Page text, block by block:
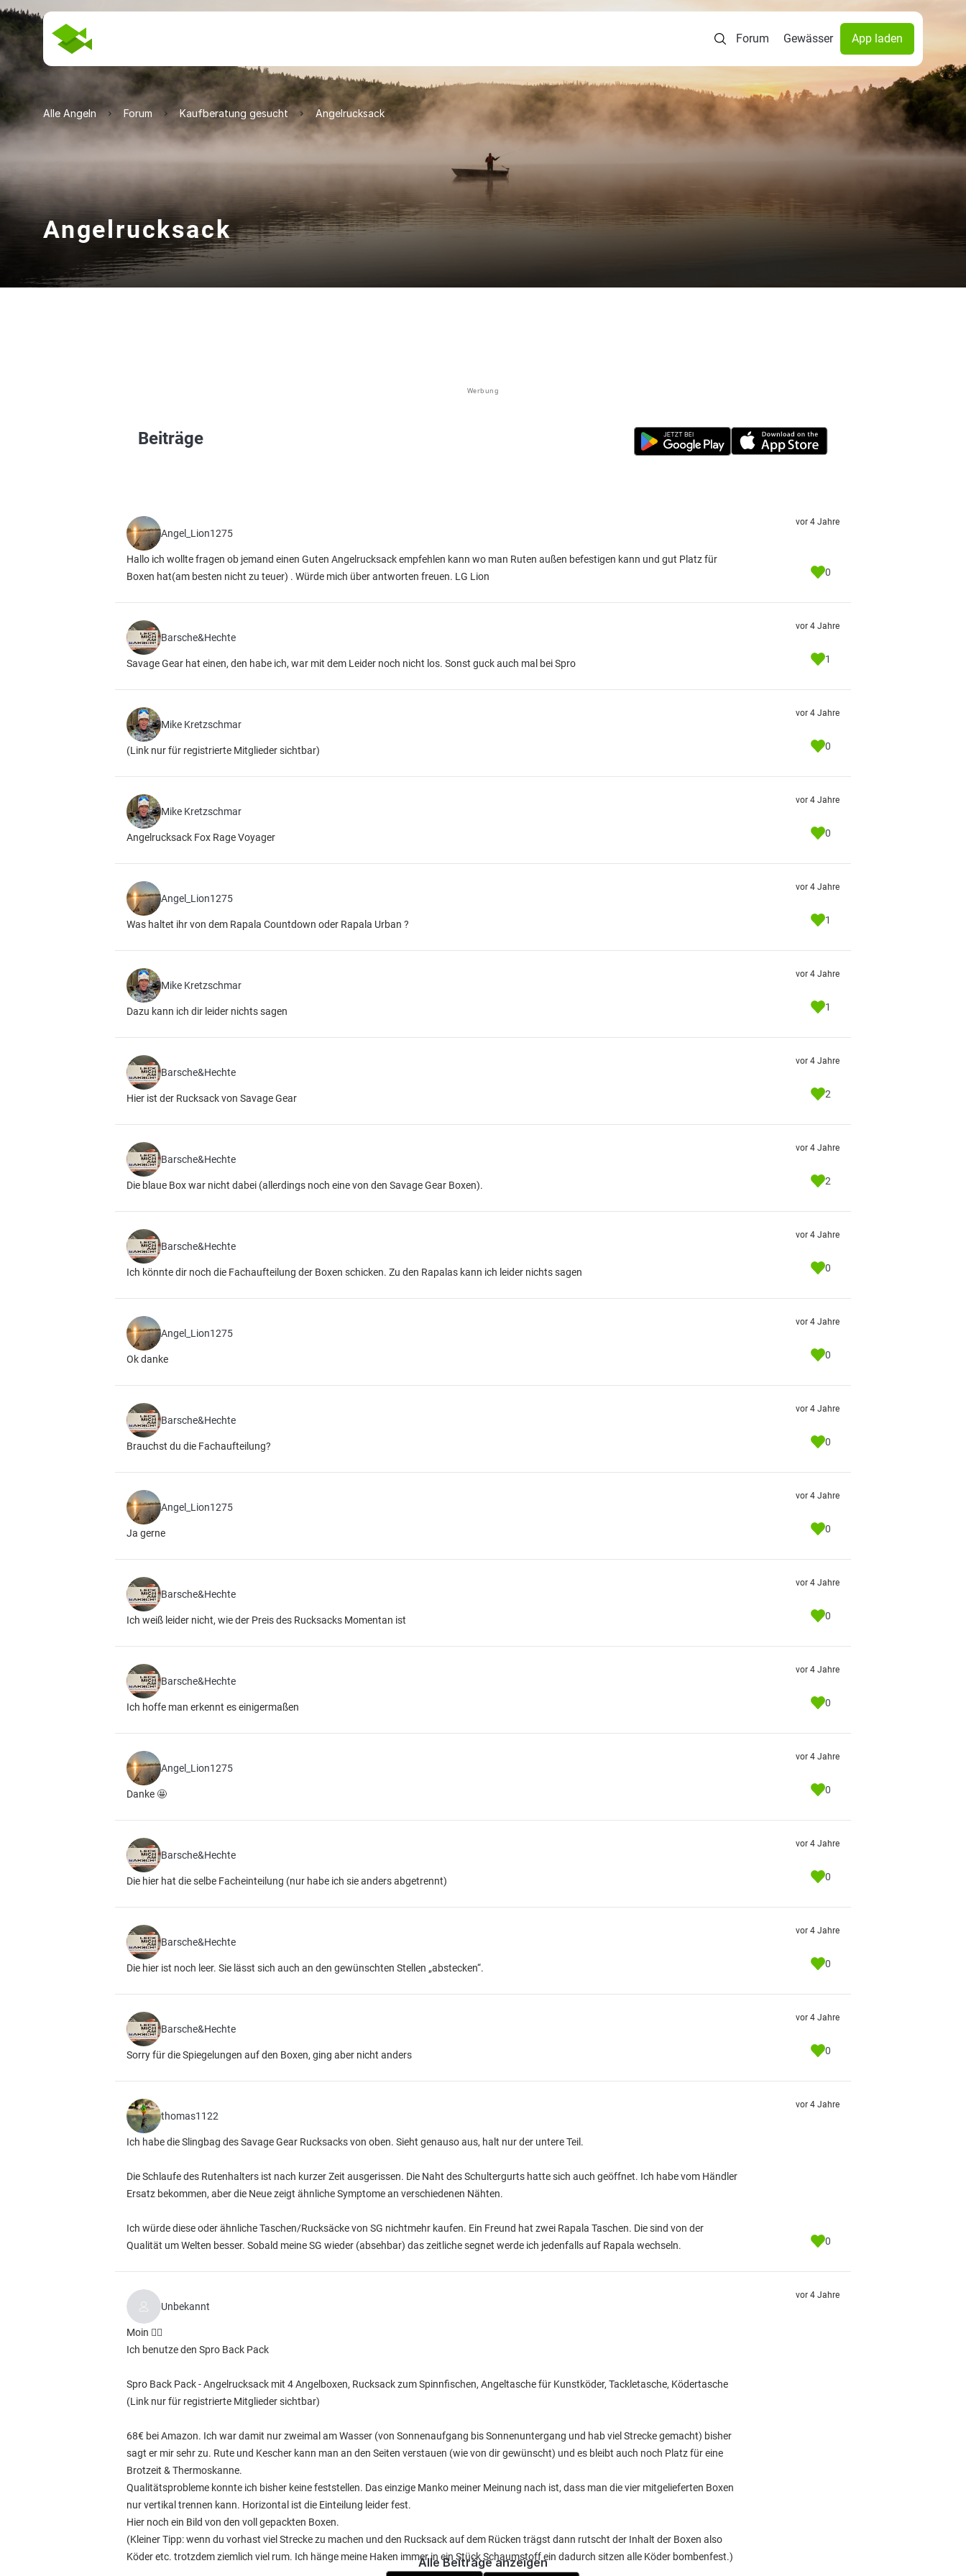
Forum Gewässer App laden
Alle Angeln Forum Kaufberatung gesucht Angelrucksack
Angelrucksack
Werbung
Beiträge
Angel_Lion1275
Hallo ich wollte fragen ob jemand einen Guten Angelrucksack empfehlen kann wo man Ruten außen befestigen kann und gut Platz für
Boxen hat(am besten nicht zu teuer) . Würde mich über antworten freuen. LG Lion
vor 4 Jahre
0
Barsche&Hechte
Savage Gear hat einen, den habe ich, war mit dem Leider noch nicht los. Sonst guck auch mal bei Spro
vor 4 Jahre
1
Mike Kretzschmar
(Link nur für registrierte Mitglieder sichtbar)
vor 4 Jahre
0
Mike Kretzschmar
Angelrucksack Fox Rage Voyager
vor 4 Jahre
0
Angel_Lion1275
Was haltet ihr von dem Rapala Countdown oder Rapala Urban ?
vor 4 Jahre
1
Mike Kretzschmar
Dazu kann ich dir leider nichts sagen
vor 4 Jahre
1
Barsche&Hechte
Hier ist der Rucksack von Savage Gear
vor 4 Jahre
2
Barsche&Hechte
Die blaue Box war nicht dabei (allerdings noch eine von den Savage Gear Boxen).
vor 4 Jahre
2
Barsche&Hechte
Ich könnte dir noch die Fachaufteilung der Boxen schicken. Zu den Rapalas kann ich leider nichts sagen
vor 4 Jahre
0
Angel_Lion1275
Ok danke
vor 4 Jahre
0
Barsche&Hechte
Brauchst du die Fachaufteilung?
vor 4 Jahre
0
Angel_Lion1275
Ja gerne
vor 4 Jahre
0
Barsche&Hechte
Ich weiß leider nicht, wie der Preis des Rucksacks Momentan ist
vor 4 Jahre
0
Barsche&Hechte
Ich hoffe man erkennt es einigermaßen
vor 4 Jahre
0
Angel_Lion1275
Danke 🤩
vor 4 Jahre
0
Barsche&Hechte
Die hier hat die selbe Facheinteilung (nur habe ich sie anders abgetrennt)
vor 4 Jahre
0
Barsche&Hechte
Die hier ist noch leer. Sie lässt sich auch an den gewünschten Stellen „abstecken“.
vor 4 Jahre
0
Barsche&Hechte
Sorry für die Spiegelungen auf den Boxen, ging aber nicht anders
vor 4 Jahre
0
thomas1122
Ich habe die Slingbag des Savage Gear Rucksacks von oben. Sieht genauso aus, halt nur der untere Teil.
Die Schlaufe des Rutenhalters ist nach kurzer Zeit ausgerissen. Die Naht des Schultergurts hatte sich auch geöffnet. Ich habe vom Händler
Ersatz bekommen, aber die Neue zeigt ähnliche Symptome an verschiedenen Nähten.
Ich würde diese oder ähnliche Taschen/Rucksäcke von SG nichtmehr kaufen. Ein Freund hat zwei Rapala Taschen. Die sind von der
Qualität um Welten besser. Sobald meine SG wieder (absehbar) das zeitliche segnet werde ich jedenfalls auf Rapala wechseln.
vor 4 Jahre
0
Unbekannt
Moin ✌🏽
Ich benutze den Spro Back Pack
Spro Back Pack - Angelrucksack mit 4 Angelboxen, Rucksack zum Spinnfischen, Angeltasche für Kunstköder, Tackletasche, Ködertasche
(Link nur für registrierte Mitglieder sichtbar)
68€ bei Amazon. Ich war damit nur zweimal am Wasser (von Sonnenaufgang bis Sonnenuntergang und hab viel Strecke gemacht) bisher
sagt er mir sehr zu. Rute und Kescher kann man an den Seiten verstauen (wie von dir gewünscht) und es bleibt auch noch Platz für eine
Brotzeit & Thermoskanne.
Qualitätsprobleme konnte ich bisher keine feststellen. Das einzige Manko meiner Meinung nach ist, dass man die vier mitgelieferten Boxen
nur vertikal trennen kann. Horizontal ist die Einteilung leider fest.
Hier noch ein Bild von den voll gepackten Boxen.
(Kleiner Tipp: wenn du vorhast viel Strecke zu machen und den Rucksack auf dem Rücken trägst dann rutscht der Inhalt der Boxen also
Köder etc. trotzdem ziemlich viel rum. Ich hänge meine Haken immer in ein Stück Schaumstoff ein dadurch sitzen alle Köder bombenfest.)
vor 4 Jahre
Alle Beiträge anzeigen